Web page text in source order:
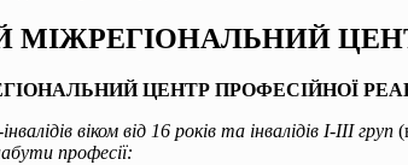
ЦЕНТР ПРОФЕСІЙНОЇ
віком від 16 років та інвалідів І-ІІІ груп
професії: